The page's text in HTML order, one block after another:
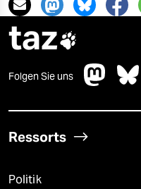
taz
Folgen Sie uns
Ressorts
Politik